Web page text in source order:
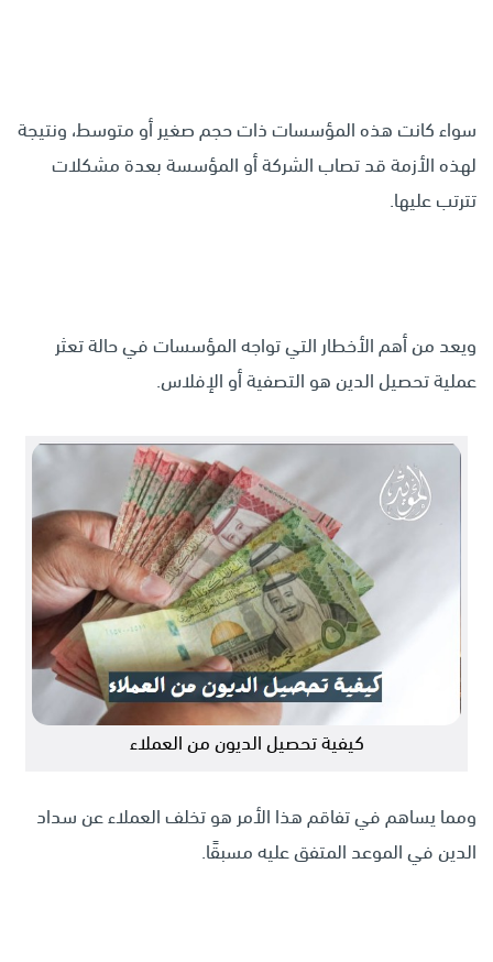
سواء كانت هذه المؤسسات ذات حجم صغير أو متوسط، ونتيجة
لهذه الأزمة قد تصاب الشركة أو المؤسسة بعدة مشكلات
تترتب عليها.
ويعد من أهم الأخطار التي تواجه المؤسسات في حالة تعثر
عملية تحصيل الدين هو التصفية أو الإفلاس.
كيفية تحصيل الديون من العملاء
ومما يساهم في تفاقم هذا الأمر هو تخلف العملاء عن سداد
الدين في الموعد المتفق عليه مسبقًا.